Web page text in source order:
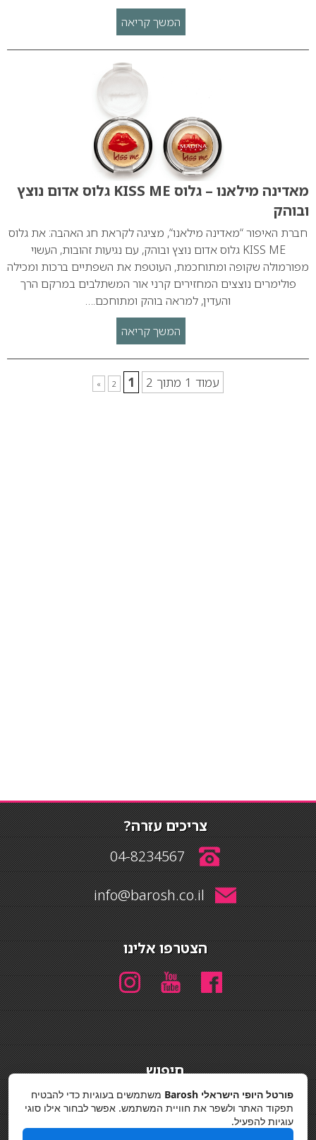
המשך קריאה
מאדינה מילאנו – גלוס KISS ME גלוס אדום נוצץ
ובוהק
חברת האיפור “מאדינה מילאנו“, מציגה לקראת חג האהבה: את גלוס
KISS ME גלוס אדום נוצץ ובוהק, עם נגיעות זהובות, העשוי
מפורמולה שקופה ומתוחכמת, העוטפת את השפתיים ברכות ומכילה
פולימרים נוצצים המחזירים קרני אור המשתלבים במרקם הרך
והעדין, למראה בוהק ומתוחכם.…
המשך קריאה
עמוד 1 מתוך 2 1
2
»
צריכים עזרה?
04-8234567
info@barosh.co.il
הצטרפו אלינו
חיפוש
מדיניות פרטיות
פורטל היופי הישראלי Barosh
משתמשים בעוגיות כדי להבטיח
תפקוד האתר ולשפר את חוויית המשתמש. אפשר לבחור אילו סוגי
עוגיות להפעיל.